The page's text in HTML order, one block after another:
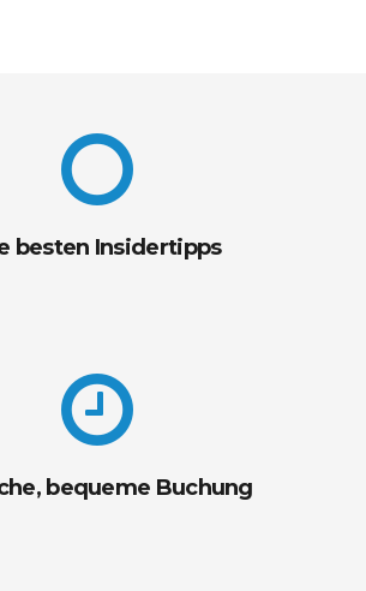
besten Insidertipps
bequeme Buchung